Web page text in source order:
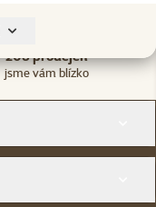
206 prodejen
jsme vám blízko